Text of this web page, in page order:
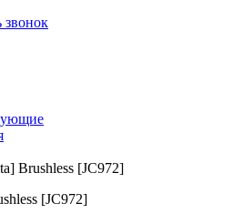
звонок
Brushless [JC972]
[JC972]